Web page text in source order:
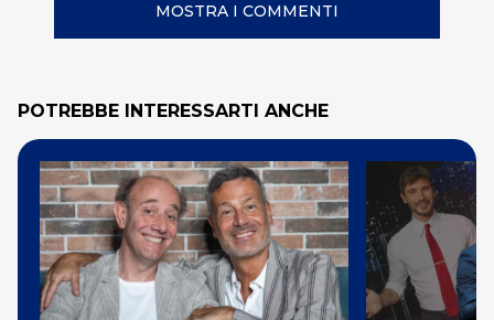
MOSTRA I COMMENTI
POTREBBE INTERESSARTI ANCHE